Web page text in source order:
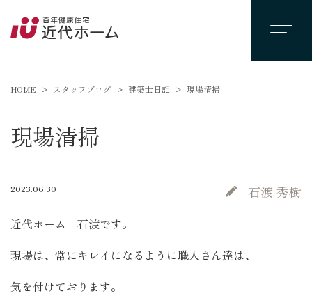
HOME スタッフブログ 建築士日記 現場清掃
現場清掃
2023.06.30 石渡 秀樹
近代ホーム 石渡です。
現場は、常にキレイになるように職人さん達は、
気を付けております。